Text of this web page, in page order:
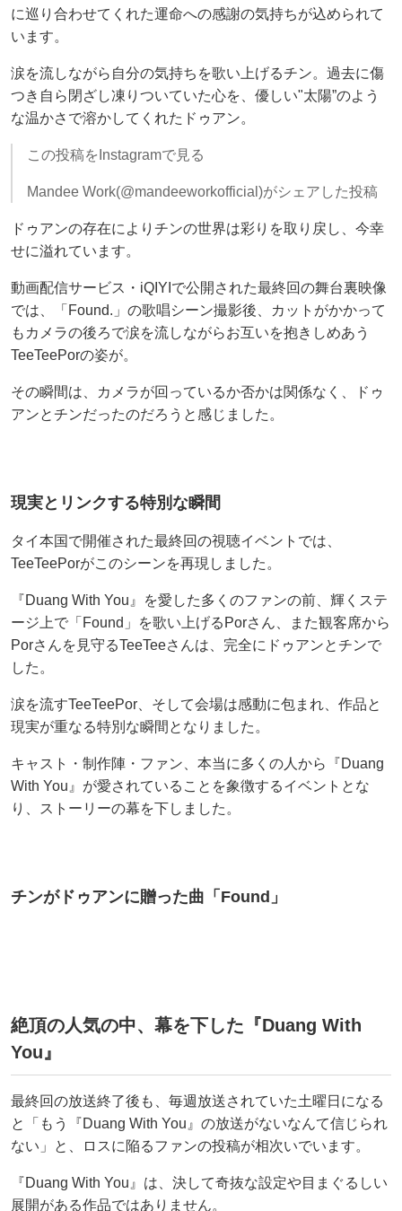
に巡り合わせてくれた運命への感謝の気持ちが込められて
います。
涙を流しながら自分の気持ちを歌い上げるチン。過去に傷
つき自ら閉ざし凍りついていた心を、優しい"太陽”のよう
な温かさで溶かしてくれたドゥアン。
この投稿をInstagramで見る
Mandee Work(@mandeeworkofficial)がシェアした投稿
ドゥアンの存在によりチンの世界は彩りを取り戻し、今幸
せに溢れています。
動画配信サービス・iQIYIで公開された最終回の舞台裏映像
では、「Found.」の歌唱シーン撮影後、カットがかかって
もカメラの後ろで涙を流しながらお互いを抱きしめあう
TeeTeePorの姿が。
その瞬間は、カメラが回っているか否かは関係なく、ドゥ
アンとチンだったのだろうと感じました。
現実とリンクする特別な瞬間
タイ本国で開催された最終回の視聴イベントでは、
TeeTeePorがこのシーンを再現しました。
『Duang With You』を愛した多くのファンの前、輝くステ
ージ上で「Found」を歌い上げるPorさん、また観客席から
Porさんを見守るTeeTeeさんは、完全にドゥアンとチンで
した。
涙を流すTeeTeePor、そして会場は感動に包まれ、作品と
現実が重なる特別な瞬間となりました。
キャスト・制作陣・ファン、本当に多くの人から『Duang
With You』が愛されていることを象徴するイベントとな
り、ストーリーの幕を下しました。
チンがドゥアンに贈った曲「Found」
絶頂の人気の中、幕を下した『Duang With
You』
最終回の放送終了後も、毎週放送されていた土曜日になる
と「もう『Duang With You』の放送がないなんて信じられ
ない」と、ロスに陥るファンの投稿が相次いでいます。
『Duang With You』は、決して奇抜な設定や目まぐるしい
展開がある作品ではありません。